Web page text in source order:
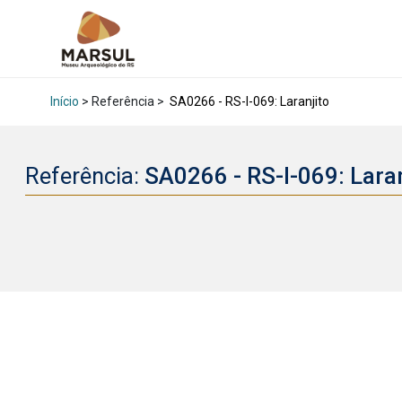
Início > Referência > SA0266 - RS-I-069: Laranjito
Referência: SA0266 - RS-I-069: